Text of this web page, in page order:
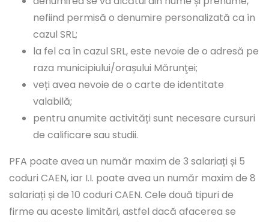
nefiind permisă o denumire personalizată ca în
cazul SRL;
la fel ca în cazul SRL, este nevoie de o adresă pe
raza municipiului/orașului Mărunţei;
veți avea nevoie de o carte de identitate
valabilă;
pentru anumite activități sunt necesare cursuri
de calificare sau studii.
PFA poate avea un număr maxim de 3 salariați și 5
coduri CAEN, iar I.I. poate avea un număr maxim de 8
salariați și de 10 coduri CAEN. Cele două tipuri de
firme au aceste limitări, astfel dacă afacerea se